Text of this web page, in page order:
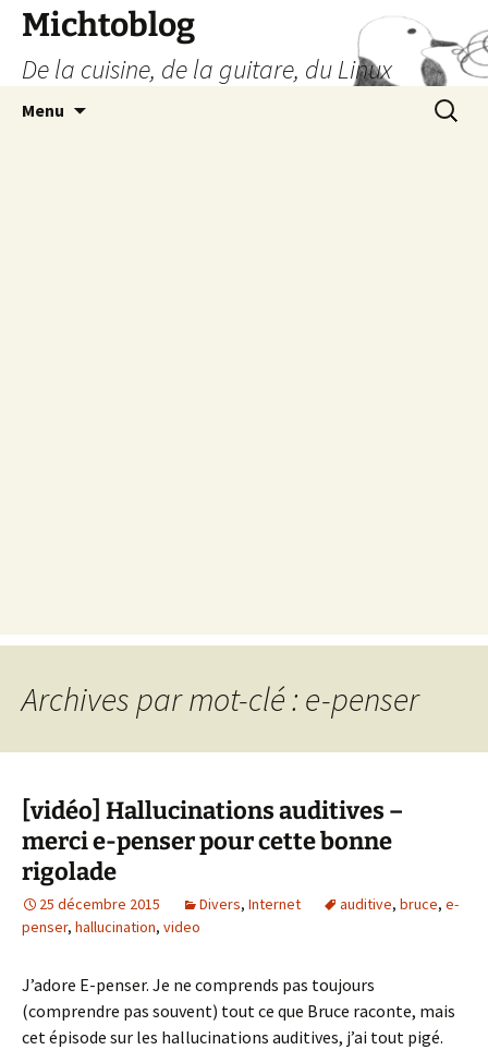
Aller
contenu
Michtoblog
De la cuisine, de la guitare, du Linux
Menu
Archives par mot-clé : e-penser
[vidéo] Hallucinations auditives –
merci e-penser pour cette bonne
rigolade
25 décembre 2015 Divers, Internet auditive, bruce, e-
penser, hallucination, video
J’adore E-penser. Je ne comprends pas toujours
(comprendre pas souvent) tout ce que Bruce raconte, mais
cet épisode sur les hallucinations auditives, j’ai tout pigé.